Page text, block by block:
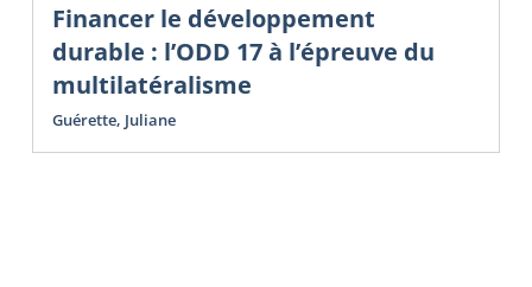
Financer le développement
durable : l’ODD 17 à l’épreuve du
multilatéralisme
Guérette, Juliane